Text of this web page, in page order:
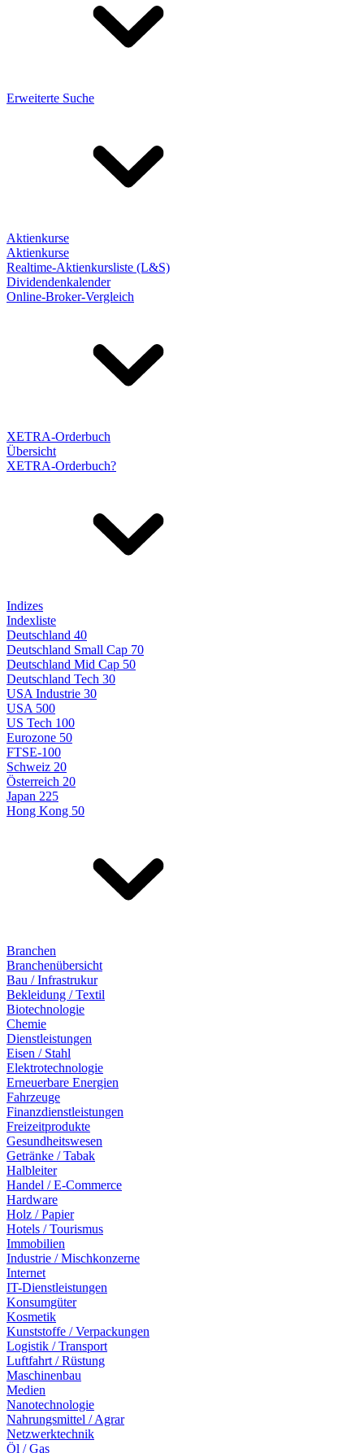
Erweiterte Suche
Aktienkurse
Aktienkurse
Realtime-Aktienkursliste (L&S)
Dividendenkalender
Online-Broker-Vergleich
XETRA-Orderbuch
Übersicht
XETRA-Orderbuch?
Indizes
Indexliste
Deutschland 40
Deutschland Small Cap 70
Deutschland Mid Cap 50
Deutschland Tech 30
USA Industrie 30
USA 500
US Tech 100
Eurozone 50
FTSE-100
Schweiz 20
Österreich 20
Japan 225
Hong Kong 50
Branchen
Branchenübersicht
Bau / Infrastrukur
Bekleidung / Textil
Biotechnologie
Chemie
Dienstleistungen
Eisen / Stahl
Elektrotechnologie
Erneuerbare Energien
Fahrzeuge
Finanzdienstleistungen
Freizeitprodukte
Gesundheitswesen
Getränke / Tabak
Halbleiter
Handel / E-Commerce
Hardware
Holz / Papier
Hotels / Tourismus
Immobilien
Industrie / Mischkonzerne
Internet
IT-Dienstleistungen
Konsumgüter
Kosmetik
Kunststoffe / Verpackungen
Logistik / Transport
Luftfahrt / Rüstung
Maschinenbau
Medien
Nanotechnologie
Nahrungsmittel / Agrar
Netzwerktechnik
Öl / Gas